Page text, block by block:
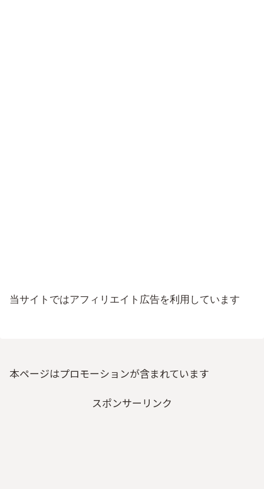
当サイトではアフィリエイト広告を利用しています
本ページはプロモーションが含まれています
スポンサーリンク